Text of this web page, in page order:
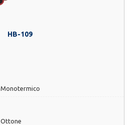
HB-109
Monotermico
Ottone